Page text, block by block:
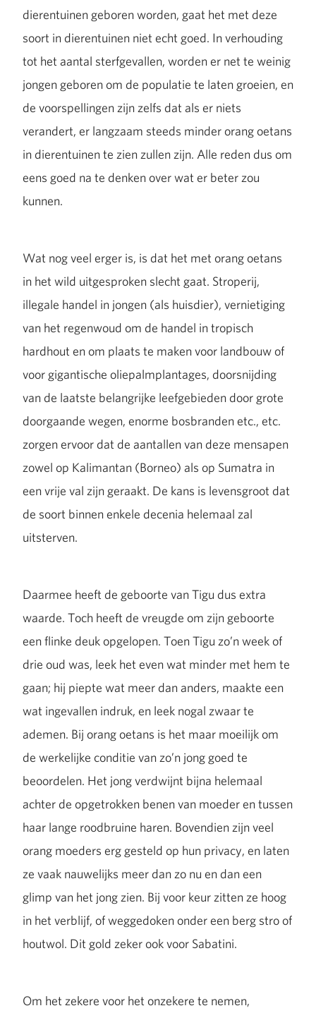
dierentuinen geboren worden, gaat het met deze
soort in dierentuinen niet echt goed. In verhouding
tot het aantal sterfgevallen, worden er net te weinig
jongen geboren om de populatie te laten groeien, en
de voorspellingen zijn zelfs dat als er niets
verandert, er langzaam steeds minder orang oetans
in dierentuinen te zien zullen zijn. Alle reden dus om
eens goed na te denken over wat er beter zou
kunnen.
Wat nog veel erger is, is dat het met orang oetans
in het wild uitgesproken slecht gaat. Stroperij,
illegale handel in jongen (als huisdier), vernietiging
van het regenwoud om de handel in tropisch
hardhout en om plaats te maken voor landbouw of
voor gigantische oliepalmplantages, doorsnijding
van de laatste belangrijke leefgebieden door grote
doorgaande wegen, enorme bosbranden etc., etc.
zorgen ervoor dat de aantallen van deze mensapen
zowel op Kalimantan (Borneo) als op Sumatra in
een vrije val zijn geraakt. De kans is levensgroot dat
de soort binnen enkele decenia helemaal zal
uitsterven.
Daarmee heeft de geboorte van Tigu dus extra
waarde. Toch heeft de vreugde om zijn geboorte
een flinke deuk opgelopen. Toen Tigu zo’n week of
drie oud was, leek het even wat minder met hem te
gaan; hij piepte wat meer dan anders, maakte een
wat ingevallen indruk, en leek nogal zwaar te
ademen. Bij orang oetans is het maar moeilijk om
de werkelijke conditie van zo’n jong goed te
beoordelen. Het jong verdwijnt bijna helemaal
achter de opgetrokken benen van moeder en tussen
haar lange roodbruine haren. Bovendien zijn veel
orang moeders erg gesteld op hun privacy, en laten
ze vaak nauwelijks meer dan zo nu en dan een
glimp van het jong zien. Bij voor keur zitten ze hoog
in het verblijf, of weggedoken onder een berg stro of
houtwol. Dit gold zeker ook voor Sabatini.
Om het zekere voor het onzekere te nemen,